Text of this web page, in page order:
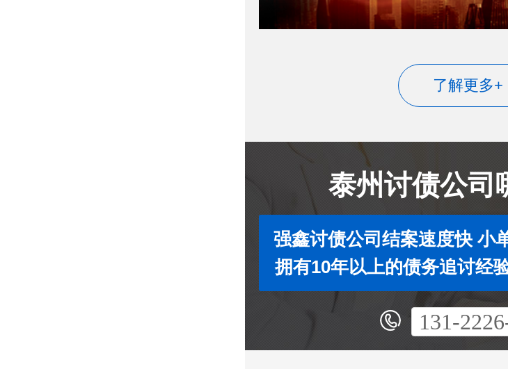
了解更多+
泰州讨债公司
强鑫讨债公司结案速度快 小
拥有10年以上的债务追讨经
131-